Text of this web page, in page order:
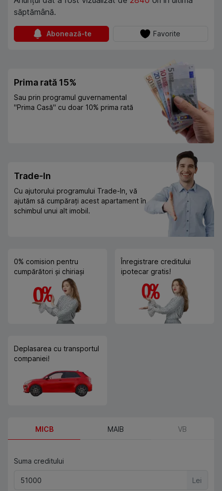
săptămână.
Abonează-te Favorite
Prima rată 15%
Sau prin programul guvernamental
"Prima Casă" cu doar 10% prima rată
Trade-In
Cu ajutorului programului Trade-In, vă
ajutăm să cumpărați acest apartament în
schimbul unui alt imobil.
0% comision pentru
cumpărători și chiriași
Înregistrare creditului
ipotecar gratis!
Deplasarea cu transportul
companiei!
MICB MAIB VB
Suma creditului
Lei